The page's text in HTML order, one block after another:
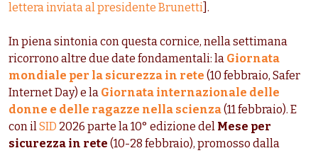
lettera inviata al presidente Brunetti ].
In piena sintonia conquesta cornice, nella settimana
ricorrono altre due date fondamentali: la Giornata
mondiale per la sicurezza in rete (10 febbraio, Safer
Internet Day) e la Giornata internazionale delle
donne e delle ragazze nella scienza(11 febbraio). E
con ilSID 2026 parte la 10° edizione del Mese per
sicurezza in rete (10-28 febbraio), promosso dalla